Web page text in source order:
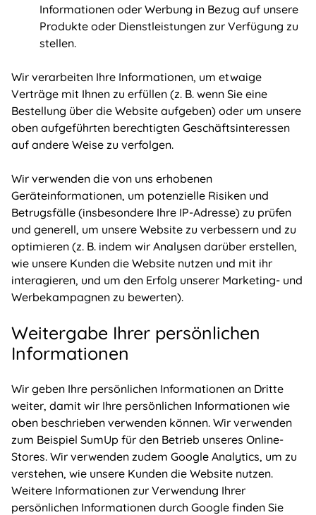
Informationen oder Werbung in Bezug auf unsere
Produkte oder Dienstleistungen zur Verfügung zu
stellen.
Wir verarbeiten Ihre Informationen, um etwaige
Verträge mit Ihnen zu erfüllen (z. B. wenn Sie eine
Bestellung über die Website aufgeben) oder um unsere
oben aufgeführten berechtigten Geschäftsinteressen
auf andere Weise zu verfolgen.
Wir verwenden die von uns erhobenen
Geräteinformationen, um potenzielle Risiken und
Betrugsfälle (insbesondere Ihre IP-Adresse) zu prüfen
und generell, um unsere Website zu verbessern und zu
optimieren (z. B. indem wir Analysen darüber erstellen,
wie unsere Kunden die Website nutzen und mit ihr
interagieren, und um den Erfolg unserer Marketing- und
Werbekampagnen zu bewerten).
Weitergabe Ihrer persönlichen
Informationen
Wir geben Ihre persönlichen Informationen an Dritte
weiter, damit wir Ihre persönlichen Informationen wie
oben beschrieben verwenden können. Wir verwenden
zum Beispiel SumUp für den Betrieb unseres Online-
Stores. Wir verwenden zudem Google Analytics, um zu
verstehen, wie unsere Kunden die Website nutzen.
Weitere Informationen zur Verwendung Ihrer
persönlichen Informationen durch Google finden Sie